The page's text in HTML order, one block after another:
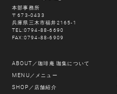
本部事務所
〒673-0433
兵庫県三木市福井2165-1
TEL:0794-88-6690
FAX:0794-88-6909
ABOUT ／珈琲庵 珈集について
MENU ／メニュー
SHOP ／店舗紹介